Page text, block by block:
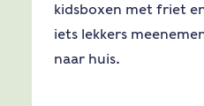
kidsboxen met friet
iets lekkers
naar huis.